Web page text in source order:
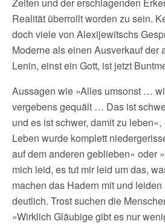
Realität überrollt worden zu sein.
doch viele von Alexijewitschs
Moderne als einen Ausverkauf der
Lenin, einst ein Gott, ist jetzt
Aussagen wie »Alles umsonst …
vergebens gequält … Das ist
und es ist schwer, damit zu
Leben wurde komplett
auf dem anderen geblieben« oder
mich leid, es tut mir leid um das,
machen das Hadern mit und
deutlich. Trost suchen die
»Wirklich Gläubige gibt es nur